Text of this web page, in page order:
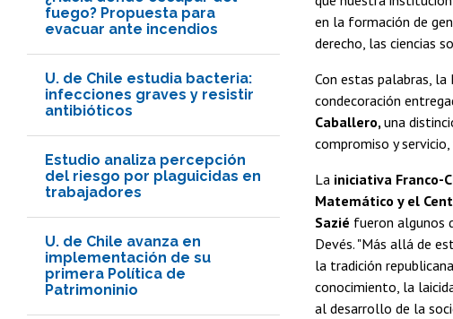
fuego? Propuesta para
evacuar ante incendios
U. de Chile estudia bacteria:
infecciones graves y resistir
antibióticos
Estudio analiza percepción
del riesgo por plaguicidas en
trabajadores
U. de Chile avanza en
implementación de su
primera Política de
Patrimoninio
en la formación de
derecho, las ciencias
Con estas palabras, la
condecoración
Caballero, una
compromiso y
La iniciativa Franco-
Matemático y el
Sazié fueron algunos
Devés. "Más allá de
la tradición
conocimiento, la
al desarrollo de la